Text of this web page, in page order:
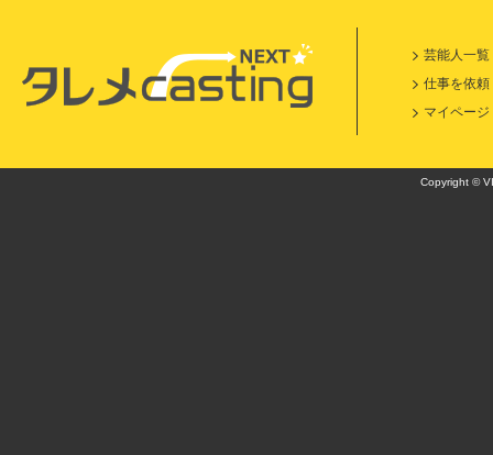
芸能人一覧
仕事を依頼
マイページ
Copyright ©